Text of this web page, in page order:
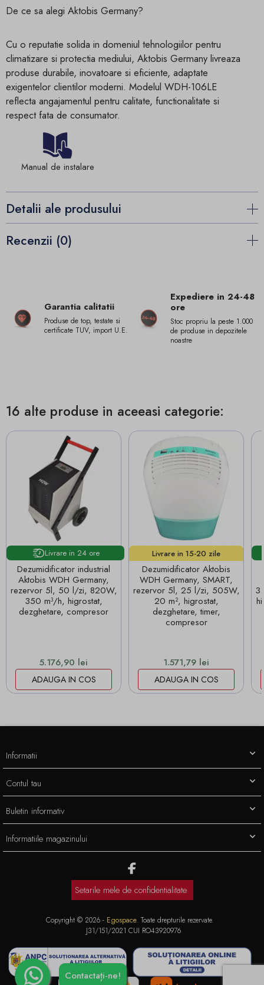
De ce sa alegi Aktobis Germany?
Cu o reputatie solida in domeniul tehnologiilor pentru
climatizare si protectia mediului, Aktobis Germany livreaza
produse durabile, inovatoare si eficiente, adaptate
exigentelor clientilor moderni. Modelul WDH-106LE
reflecta angajamentul pentru calitate, functionalitate si
respect fata de consumator.
Manual de instalare
Detalii ale produsului
Recenzii (0)
Garantia calitatii
Produse de top, testate si
certificate TUV, import U.E.
Expediere in 24-48
ore
Stoc propriu la peste 1.000
de produse in depozitele
noastre
16 alte produse in aceeasi categorie:
Livrare in 24 ore
Dezumidificator industrial
Aktobis WDH Germany,
rezervor 5l, 50 l/zi, 820W,
350 m³/h, higrostat,
dezghetare, compresor
Pret
5.176,90 lei
ADAUGA IN COS
Livrare in 15-20 zile
lucrătoare!
Dezumidificator Aktobis
WDH Germany, SMART,
rezervor 5l, 25 l/zi, 505W,
20 m², higrostat,
dezghetare, timer,
compresor
Pret
1.571,79 lei
ADAUGA IN COS
Informatiile magazinului
Informatii
Contul tau
Buletin informativ
Setarile mele de confidentialitate
Copyright © 2026 - Egospace. Toate drepturile rezervate.
J31/151/2021 CUI RO43920976
Contactați-ne!